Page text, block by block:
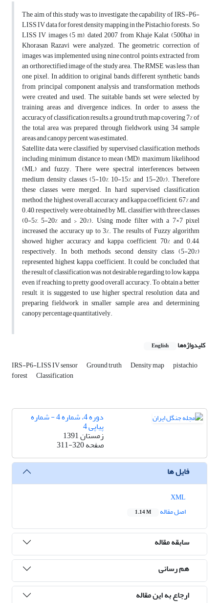
The aim of this study was to investigate the capability of IRS-P6-
LISS IV data for forest density mapping in the Pistachio forests. So
LISS IV images (5 m), dated 2007 from Khaje Kalat (500ha) in
Khorasan Razavi were analyzed. The geometric correction of
images was implemented using nine control points extracted from
an orthorectified image of the study area. The RMSE was less than
one pixel. In addition to original bands, different synthetic bands
from principal component analysis and transformation methods
were created and used. The suitable bands set were selected by
training areas and divergence indices. In order to assess the
accuracy of classification results, a ground truth map covering 7% of
the total area was prepared through fieldwork using 34 sample
areas and canopy percent was estimated.
Satellite data were classified by supervised classification methods
including minimum distance to mean (MD), maximum likelihood
(ML) and fuzzy. There were spectral interferences between
medium density classes (5-10%, 10-15% and 15-20%). Therefore
these classes were merged. In hard supervised classification
method, the highest overall accuracy and kappa coefficient, 67% and
0.40, respectively, were obtained by ML classifier with three classes
(0-5%, 5-20% and > 20%). Using mode filter with a 7×7 pixel
increased the accuracy up to 3%. The results of Fuzzy algorithm
showed higher accuracy and kappa coefficient, 70% and 0.44,
respectively. In both methods, second density class (5-20%)
represented highest kappa coefficient. It could be concluded that
the result of classification was not desirable regarding to low kappa,
even if reaching to pretty good overall accuracy. To obtain a better
result, it is suggested to use higher spectral resolution data and
preparing fieldwork in smaller sample area and determining
canopy percentage quantitatively.
کلیدواژه‌ها English
IRS-P6-LISS IV sensor Ground truth Density map pistachio
forest Classification
دوره 4، شماره 4 - شماره
پیاپی 4
زمستان 1391
صفحه311-320
فایل ها
اصل مقاله
1.14 M
سابقه مقاله
هم رسانی
ارجاع به این مقاله